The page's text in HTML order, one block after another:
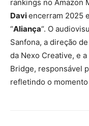
rankings no Amazon
Daviencerram 2025
“Aliança“. O
Sanfona, a direção
da Nexo Creative, e
Bridge, responsável
refletindo o